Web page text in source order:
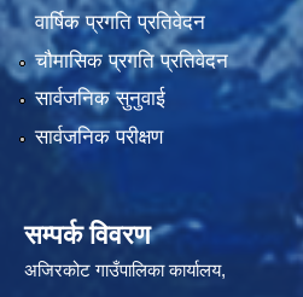
वार्षिक प्रगति प्रतिवेदन
चौमासिक प्रगति प्रतिवेदन
सार्वजनिक सुनुवाई
सार्वजनिक परीक्षण
सम्पर्क विवरण
अजिरकोट गाउँपालिका कार्यालय,